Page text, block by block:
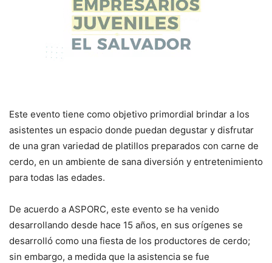
Este evento tiene como objetivo primordial brindar a los
asistentes un espacio donde puedan degustar y disfrutar
de una gran variedad de platillos preparados con carne de
cerdo, en un ambiente de sana diversión y entretenimiento
para todas las edades.
De acuerdo a ASPORC, este evento se ha venido
desarrollando desde hace 15 años, en sus orígenes se
desarrolló como una fiesta de los productores de cerdo;
sin embargo, a medida que la asistencia se fue